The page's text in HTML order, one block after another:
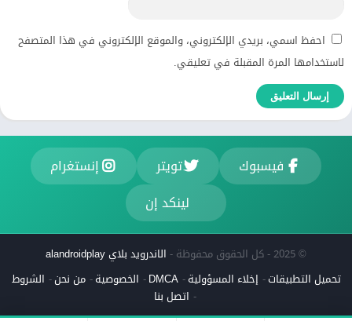
احفظ اسمي، بريدي الإلكتروني، والموقع الإلكتروني في هذا المتصفح
لاستخدامها المرة المقبلة في تعليقي.
فيسبوك تويتر
إنستغرام
لينكد إن
© 2025 - كل الحقوق محفوظة -
الاندرويد بلاي alandroidplay
تحميل التطبيقات إخلاء المسؤولية DMCA الخصوصية من نحن الشروط
اتصل بنا